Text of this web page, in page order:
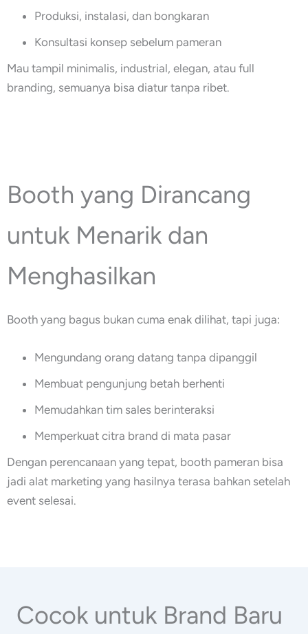
Produksi, instalasi, dan bongkaran
Konsultasi konsep sebelum pameran
Mau tampil minimalis, industrial, elegan, atau full
branding, semuanya bisa diatur tanpa ribet.
Booth yang Dirancang
untuk Menarik dan
Menghasilkan
Booth yang bagus bukan cuma enak dilihat, tapi juga:
Mengundang orang datang tanpa dipanggil
Membuat pengunjung betah berhenti
Memudahkan tim sales berinteraksi
Memperkuat citra brand di mata pasar
Dengan perencanaan yang tepat, booth pameran bisa
jadi alat marketing yang hasilnya terasa bahkan setelah
event selesai.
Cocok untuk Brand Baru